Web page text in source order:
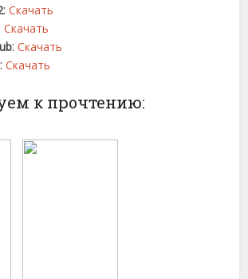
:Скачать
Скачать
:Скачать
:Скачать
к прочтению: